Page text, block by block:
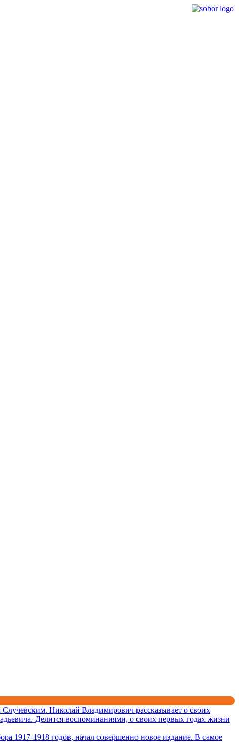
Николай Владимирович рассказывает о своих
Делится воспоминаниями, о своих первых годах жизни
1917-1918 годов, начал совершенно новое издание. В самое